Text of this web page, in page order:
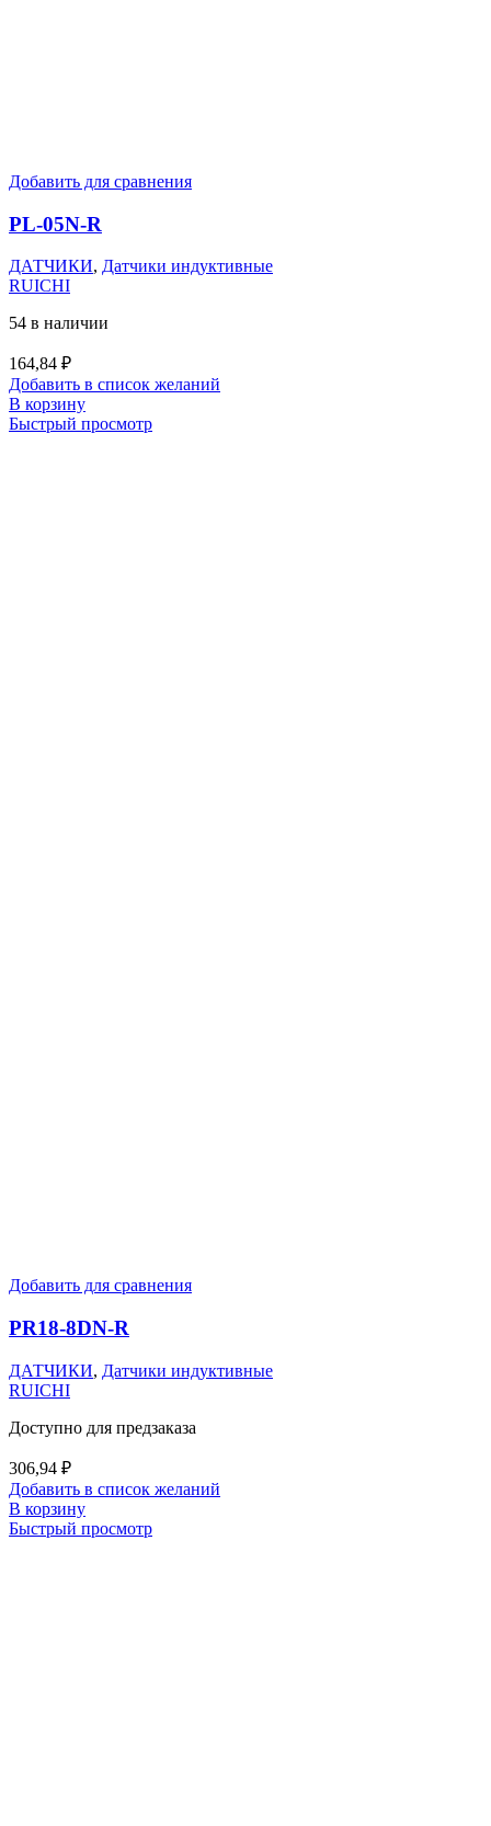
Добавить для сравнения
PL-05N-R
ДАТЧИКИ, Датчики индуктивные
RUICHI
54 в наличии
164,84 ₽
Добавить в список желаний
В корзину
Быстрый просмотр
Добавить для сравнения
PR18-8DN-R
ДАТЧИКИ, Датчики индуктивные
RUICHI
Доступно для предзаказа
306,94 ₽
Добавить в список желаний
В корзину
Быстрый просмотр